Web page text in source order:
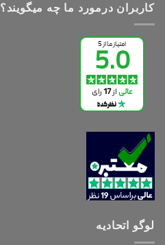
کاربران درمورد ما چه میگویند؟
لوگو اتحادیه